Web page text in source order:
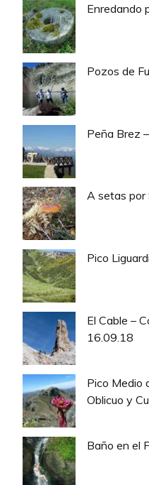
Enredando
Pozos de
Peña Brez
A setas por
Pico
El Cable –
16.09.18
Pico Medio
Oblicuo y
Baño en el